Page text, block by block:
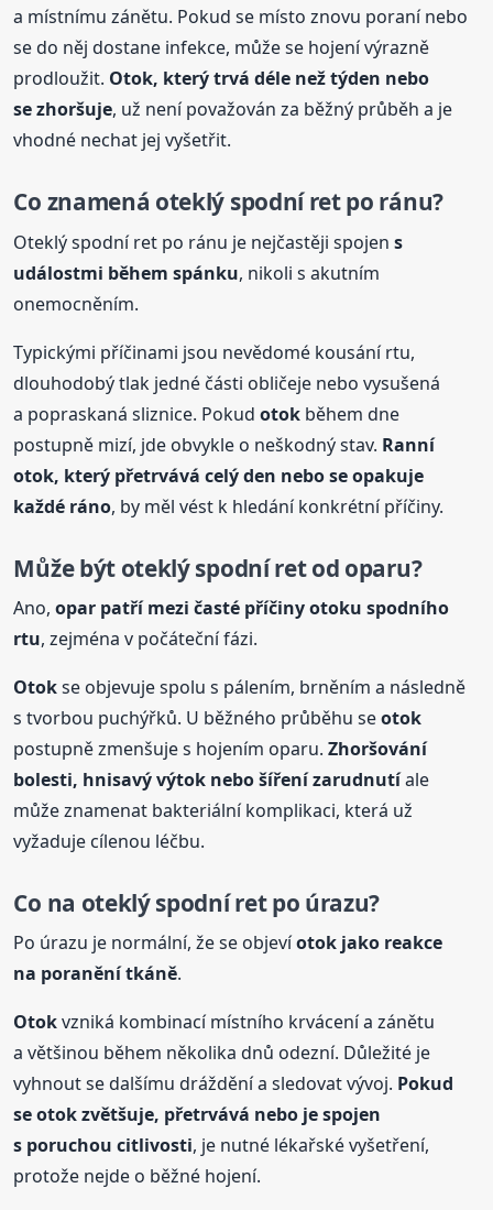
a místnímu zánětu. Pokud se místo znovu poraní nebo
se do něj dostane infekce, může se hojení výrazně
prodloužit. Otok, který trvá déle než týden nebo
se zhoršuje, už není považován za běžný průběh a je
vhodné nechat jej vyšetřit.
Co znamená oteklý spodní ret po ránu?
Oteklý spodní ret po ránu je nejčastěji spojens
událostmi během spánku, nikoli s akutním
onemocněním.
Typickými příčinami jsou nevědomé kousání rtu,
dlouhodobý tlak jedné části obličeje nebo vysušená
a popraskaná sliznice. Pokudotok během dne
postupně mizí, jde obvykle o neškodný stav. Ranní
otok, který přetrvává celý den nebo se opakuje
každé ráno, by měl vést k hledání konkrétní příčiny.
Může být oteklý spodní ret od oparu?
Ano,opar patří mezi časté příčinyotoku spodního
rtu, zejména v počáteční fázi.
Otokse objevuje spolu s pálením, brněním a následně
s tvorbou puchýřků. U běžného průběhu seotok
postupně zmenšuje s hojením oparu.Zhoršování
bolesti, hnisavý výtok nebo šíření zarudnutíale
může znamenat bakteriální komplikaci, která už
vyžaduje cílenou léčbu.
Co na oteklý spodní ret po úrazu?
Po úrazu je normální, že se objevíotok jako reakce
na poranění tkáně.
Otokvzniká kombinací místního krvácení a zánětu
a většinou během několika dnů odezní. Důležité je
vyhnout se dalšímu dráždění a sledovat vývoj. Pokud
seotokzvětšuje, přetrvává nebo je spojen
s poruchou citlivosti, je nutné lékařské vyšetření,
protože nejde o běžné hojení.